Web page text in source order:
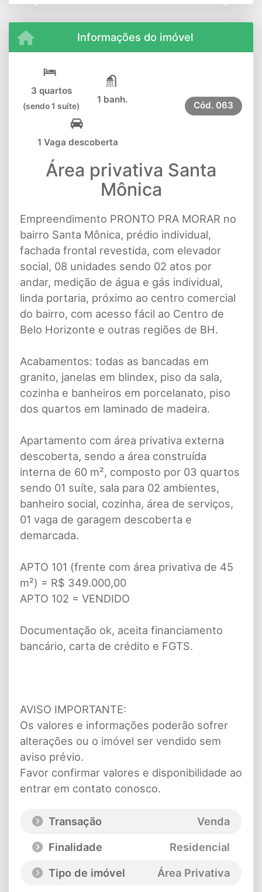
Informações do imóvel
3 quartos
(sendo 1 suíte)
1 banh.
1 Vaga descoberta
Cód. 063
Área privativa Santa
Mônica
Empreendimento PRONTO PRA MORAR no
bairro Santa Mônica, prédio individual,
fachada frontal revestida, com elevador
social, 08 unidades sendo 02 atos por
andar, medição de água e gás individual,
linda portaria, próximo ao centro comercial
do bairro, com acesso fácil ao Centro de
Belo Horizonte e outras regiões de BH.
Acabamentos: todas as bancadas em
granito, janelas em blindex, piso da sala,
cozinha e banheiros em porcelanato, piso
dos quartos em laminado de madeira.
Apartamento com área privativa externa
descoberta, sendo a área construída
interna de 60 m², composto por 03 quartos
sendo 01 suíte, sala para 02 ambientes,
banheiro social, cozinha, área de serviços,
01 vaga de garagem descoberta e
demarcada.
APTO 101 (frente com área privativa de 45
m²) = R$ 349.000,00
APTO 102 = VENDIDO
Documentação ok, aceita financiamento
bancário, carta de crédito e FGTS.
AVISO IMPORTANTE:
Os valores e informações poderão sofrer
alterações ou o imóvel ser vendido sem
aviso prévio.
Favor confirmar valores e disponibilidade ao
entrar em contato conosco.
Transação
Venda
Finalidade
Residencial
Tipo de imóvel
Área Privativa